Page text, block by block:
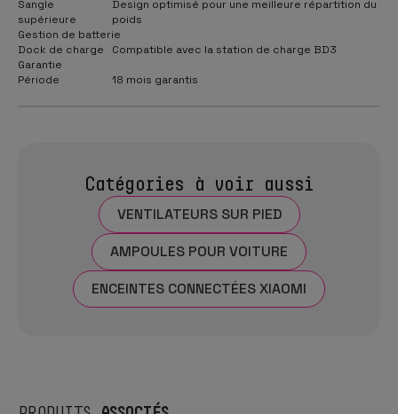
Sangle
supérieure
Design optimisé pour une meilleure répartition du
poids
Gestion de batterie
Dock de charge
Compatible avec la station de charge BD3
Garantie
Période
18 mois garantis
Catégories à voir aussi
VENTILATEURS SUR PIED
AMPOULES POUR VOITURE
ENCEINTES CONNECTÉES XIAOMI